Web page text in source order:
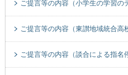
ご提言等の内容（小学生の学習の
ご提言等の内容（東讃地域統合高
ご提言等の内容（談合による指名